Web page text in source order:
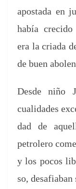
apos­ta­da en
había
era la cri­a­da
de buen
Des­de niño
cual­i­dades
dad de
petrolero
y los pocos
so,